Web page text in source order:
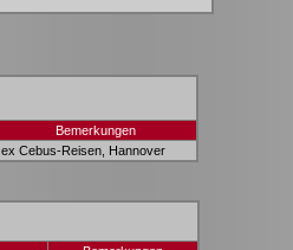
Bemerkungen
ex Cebus-Reisen, Hannover